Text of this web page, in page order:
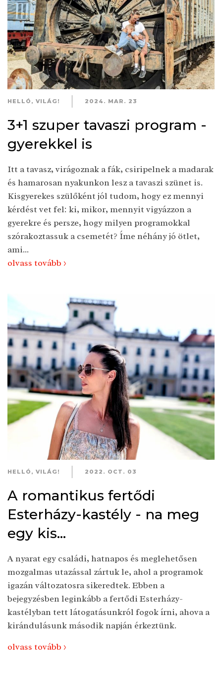
HELLÓ, VILÁG! 2024. MAR. 23
3+1 szuper tavaszi program -
gyerekkel is
Itt a tavasz, virágoznak a fák, csiripelnek a madarak
és hamarosan nyakunkon lesz a tavaszi szünet is.
Kisgyerekes szülőként jól tudom, hogy ez mennyi
kérdést vet fel: ki, mikor, mennyit vigyázzon a
gyerekre és persze, hogy milyen programokkal
szórakoztassuk a csemetét? Íme néhány jó ötlet,
ami...
olvass tovább >
HELLÓ, VILÁG! 2022. OCT. 03
A romantikus fertődi
Esterházy-kastély - na meg
egy kis...
A nyarat egy családi, hatnapos és meglehetősen
mozgalmas utazással zártuk le, ahol a programok
igazán változatosra sikeredtek. Ebben a
bejegyzésben leginkább a fertődi Esterházy-
kastélyban tett látogatásunkról fogok írni, ahova a
kirándulásunk második napján érkeztünk.
olvass tovább >